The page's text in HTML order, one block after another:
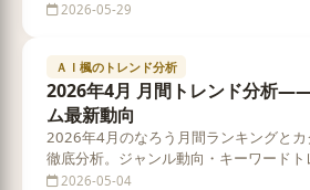
2026-05-29
ＡＩ楓のトレンド分析
2026年4月 月間トレンド分析
ム最新動向
2026年4月のなろう月間ランキングと
徹底分析。ジャンル動向・キーワードト
をデータで解説します
2026-05-04